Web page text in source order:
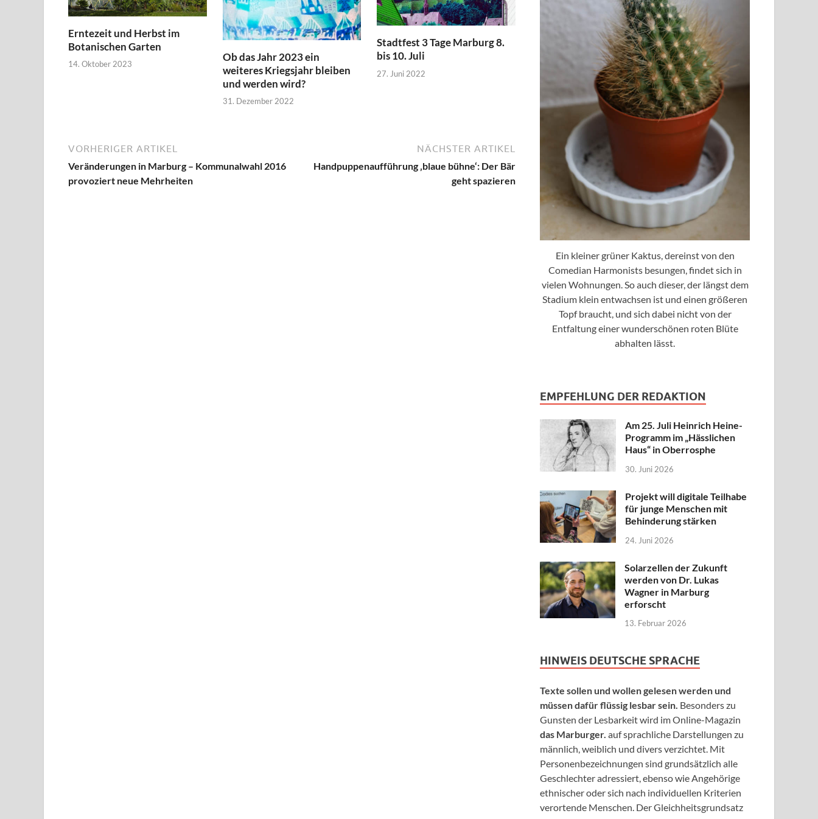
Erntezeit und Herbst im
Botanischen Garten
14. Oktober 2023
Ob das Jahr 2023 ein
weiteres Kriegsjahr bleiben
und werden wird?
31. Dezember 2022
Stadtfest 3 Tage Marburg 8.
bis 10. Juli
27. Juni 2022
VORHERIGER ARTIKEL
Veränderungen in Marburg – Kommunalwahl 2016
provoziert neue Mehrheiten
NÄCHSTER ARTIKEL
Handpuppenaufführung ‚blaue bühne‘: Der Bär
geht spazieren
Ein kleiner grüner Kaktus, dereinst von den
Comedian Harmonists besungen, findet sich in
vielen Wohnungen. So auch dieser, der längst dem
Stadium klein entwachsen ist und einen größeren
Topf braucht, und sich dabei nicht von der
Entfaltung einer wunderschönen roten Blüte
abhalten lässt.
EMPFEHLUNG DER REDAKTION
Am 25. Juli Heinrich Heine-
Programm im „Hässlichen
Haus“ in Oberrosphe
30. Juni 2026
Projekt will digitale Teilhabe
für junge Menschen mit
Behinderung stärken
24. Juni 2026
Solarzellen der Zukunft
werden von Dr. Lukas
Wagner in Marburg
erforscht
13. Februar 2026
HINWEIS DEUTSCHE SPRACHE
Texte sollen und wollen gelesen werden und
müssen dafür flüssig lesbar sein. Besonders zu
Gunsten der Lesbarkeit wird im Online-Magazin
das Marburger. auf sprachliche Darstellungen zu
männlich, weiblich und divers verzichtet. Mit
Personenbezeichnungen sind grundsätzlich alle
Geschlechter adressiert, ebenso wie Angehörige
ethnischer oder sich nach individuellen Kriterien
verortende Menschen. Der Gleichheitsgrundsatz